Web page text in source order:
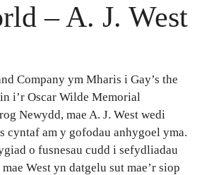
– A. J. West
Company ym Mharis i Gay’s the
i’r Oscar Wilde Memorial
Newydd, mae A. J. West wedi
cyntaf am y gofodau anhygoel yma.
o fusnesau cudd i sefydliadau
West yn datgelu sut mae’r siop